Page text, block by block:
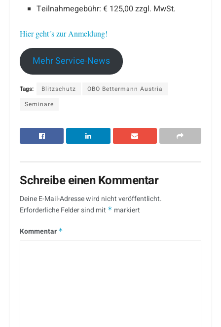
Teilnahmegebühr: € 125,00 zzgl. MwSt.
Hier geht´s zur Anmeldung!
Mehr Service-News
Tags: Blitzschutz
OBO Bettermann Austria
Seminare
Schreibe einen Kommentar
Deine E-Mail-Adresse wird nicht veröffentlicht.
Erforderliche Felder sind mit * markiert
Kommentar *